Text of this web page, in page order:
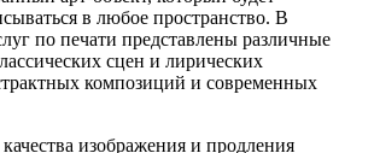
в любое пространство. В
по печати представлены различные
сцен и лирических
композиций и современных
изображения и продления